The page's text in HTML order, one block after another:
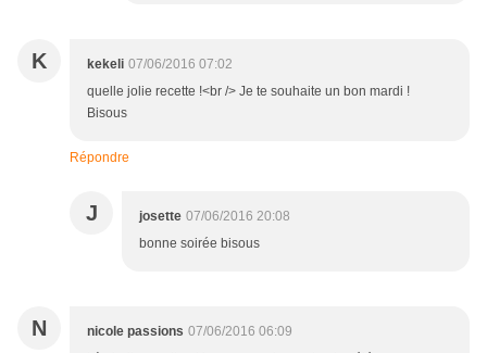
K kekeli 07/06/2016 07:02
quelle jolie recette !<br /> Je te souhaite un bon mardi !
Bisous
Répondre
J josette 07/06/2016 20:08
bonne soirée bisous
N nicole passions 07/06/2016 06:09